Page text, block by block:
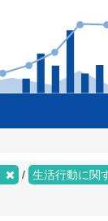
生活行動に関